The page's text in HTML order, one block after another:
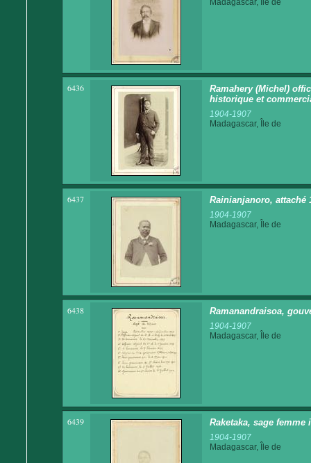
6436
Ramahery (Michel)
historique et
1904-1907
Madagascar, Île de
6437 Rainianjanoro, attaché
1904-1907
Madagascar, Île de
6438 Ramanandraisoa,
1904-1907
Madagascar, Île de
6439 Raketaka, sage femme
1904-1907
Madagascar, Île de